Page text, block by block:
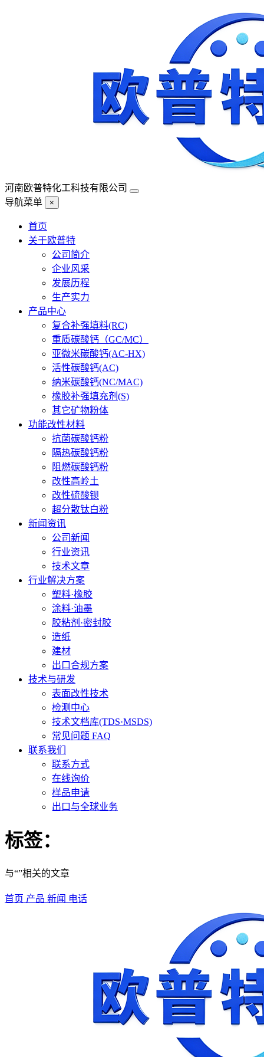
河南欧普特化工科技有限公司
导航菜单
×
首页
关于欧普特
公司简介
企业风采
发展历程
生产实力
产品中心
复合补强填料(RC)
重质碳酸钙（GC/MC）
亚微米碳酸钙(AC-HX)
活性碳酸钙(AC)
纳米碳酸钙(NC/MAC)
橡胶补强填充剂(S)
其它矿物粉体
功能改性材料
抗菌碳酸钙粉
隔热碳酸钙粉
阻燃碳酸钙粉
改性高岭土
改性硫酸钡
超分散钛白粉
新闻资讯
公司新闻
行业资讯
技术文章
行业解决方案
塑料·橡胶
涂料·油墨
胶粘剂·密封胶
造纸
建材
出口合规方案
技术与研发
表面改性技术
检测中心
技术文档库(TDS·MSDS)
常见问题 FAQ
联系我们
联系方式
在线询价
样品申请
出口与全球业务
标签：
与“”相关的文章
首页 产品 新闻 电话